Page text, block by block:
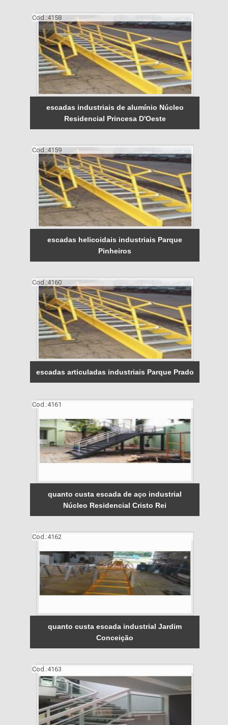
Cod.:4158
escadas industriais de alumínio Núcleo
Residencial Princesa D'Oeste
Cod.:4159
escadas helicoidais industriais Parque
Pinheiros
Cod.:4160
escadas articuladas industriais Parque Prado
Cod.:4161
quanto custa escada de aço industrial
Núcleo Residencial Cristo Rei
Cod.:4162
quanto custa escada industrial Jardim
Conceição
Cod.:4163